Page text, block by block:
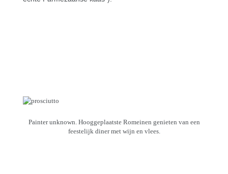
Painter unknown. Hooggeplaatste Romeinen genieten van een
feestelijk diner met wijn en vlees.